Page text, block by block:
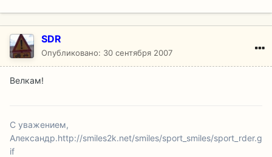
SDR
Опубликовано: 30 сентября 2007
Велкам!
С уважением,
Александр.http://smiles2k.net/smiles/sport_smiles/sport_rder.g
if